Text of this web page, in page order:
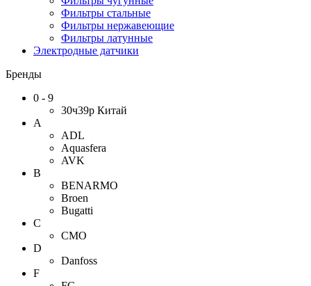
Фильтры стальные
Фильтры нержавеющие
Фильтры латунные
Электродные датчики
Бренды
0 - 9
30ч39р Китай
A
ADL
Aquasfera
AVK
B
BENARMO
Broen
Bugatti
C
CMO
D
Danfoss
F